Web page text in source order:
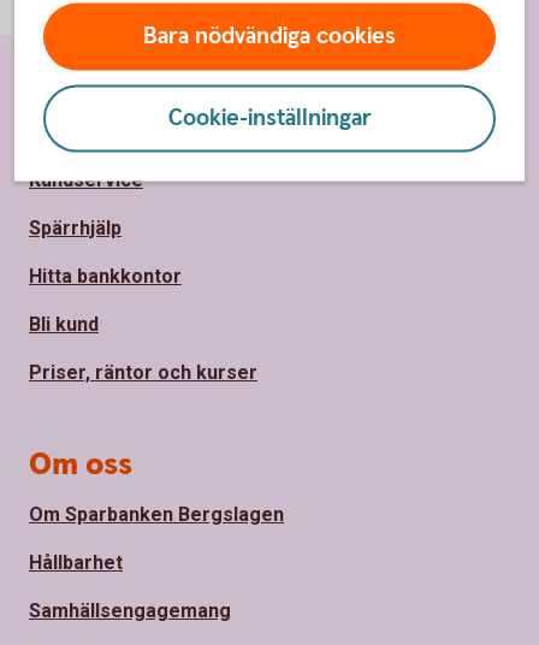
Bara nödvändiga cookies
Cookie-inställningar
Sidfot
Hitta snabbt
Kundservice
Spärrhjälp
Hitta bankkontor
Bli kund
Priser, räntor och kurser
Om oss
Om Sparbanken Bergslagen
Hållbarhet
Samhällsengagemang